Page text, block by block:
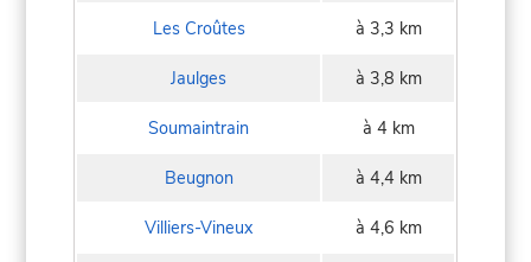
Les Croûtes à 3,3 km
Jaulges à 3,8 km
Soumaintrain à 4 km
Beugnon à 4,4 km
Villiers-Vineux à 4,6 km